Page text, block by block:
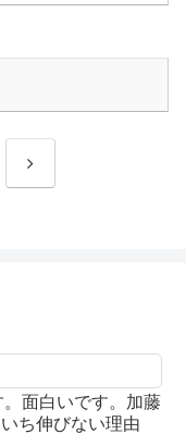
次
面白いです。加藤
ち伸びない理由